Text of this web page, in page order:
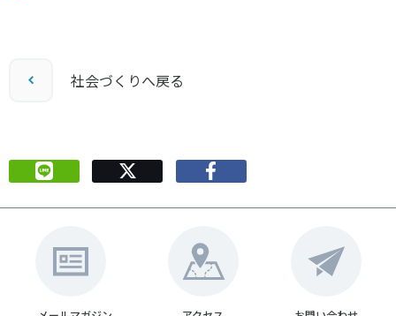
社会づくりへ戻る